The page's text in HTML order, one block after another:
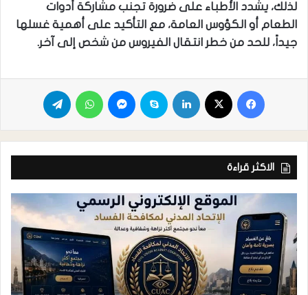
لذلك، يشدد الأطباء على ضرورة تجنب مشاركة أدوات
الطعام أو الكؤوس العامة، مع التأكيد على أهمية غسلها
جيداً، للحد من خطر انتقال الفيروس من شخص إلى آخر.
الاكثر قراءة